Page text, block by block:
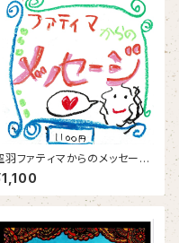
羽ファティマからのメッセージ
りポストカード